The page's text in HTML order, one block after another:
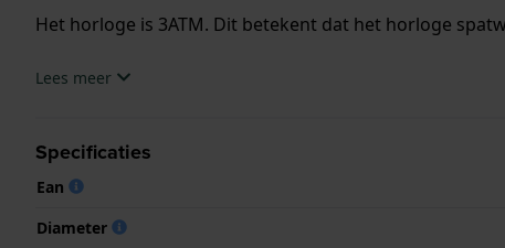
Het horloge is 3ATM. Dit betekent dat het horloge
.Lees meer
Specificaties
Ean
Diameter